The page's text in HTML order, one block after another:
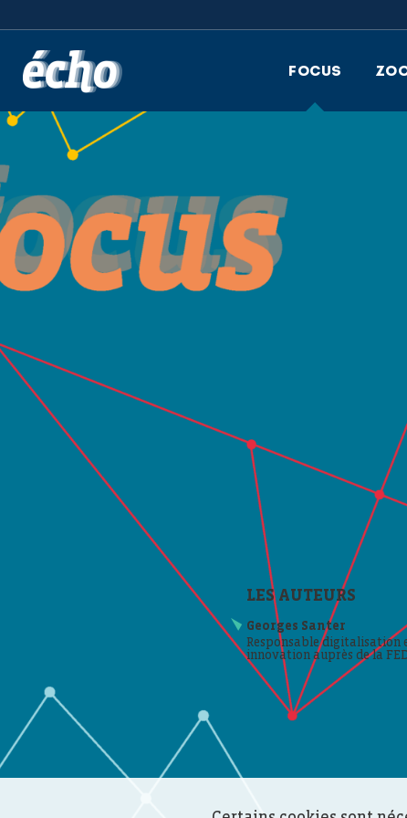
FOCUS
LES AUTEURS
Georges Santer
Responsable digitalisation
innovation auprès de la